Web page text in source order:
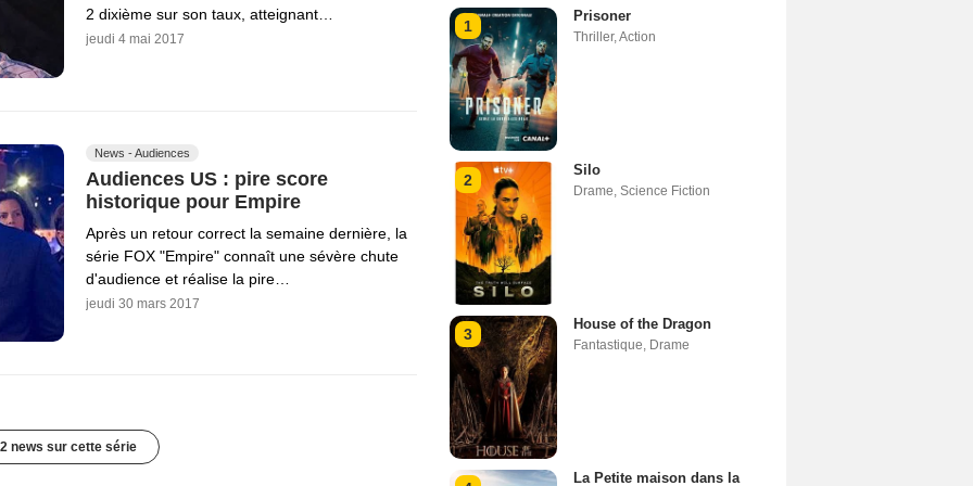
2 dixième sur son taux, atteignant…
jeudi 4 mai 2017
News - Audiences
Audiences US : pire score
historique pour Empire
Après un retour correct la semaine dernière, la
série FOX "Empire" connaît une sévère chute
d'audience et réalise la pire…
jeudi 30 mars 2017
news sur cette série
1
Prisoner
Thriller,Action
2
Silo
Drame, Science Fiction
3
House of the Dragon
Fantastique, Drame
La Petite maison dans la